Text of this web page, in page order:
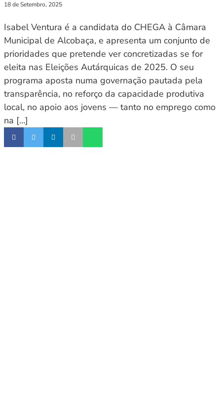
18 de Setembro, 2025
Isabel Ventura é a candidata do CHEGA à Câmara
Municipal de Alcobaça, e apresenta um conjunto de
prioridades que pretende ver concretizadas se for
eleita nas Eleições Autárquicas de 2025. O seu
programa aposta numa governação pautada pela
transparência, no reforço da capacidade produtiva
local, no apoio aos jovens — tanto no emprego como
na […]